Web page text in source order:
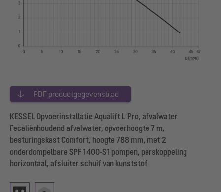
PDF productgegevensblad
KESSEL Opvoerinstallatie Aqualift L Pro, afvalwater
Fecaliënhoudend afvalwater, opvoerhoogte 7 m,
besturingskast Comfort, hoogte 788 mm, met 2
onderdompelbare SPF 1400-S1 pompen, perskoppeling
horizontaal, afsluiter schuif van kunststof